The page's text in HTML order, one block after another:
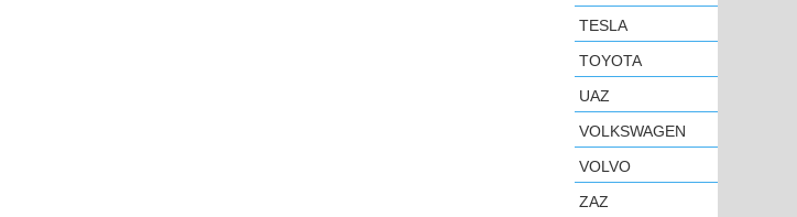
TESLA
TOYOTA
UAZ
VOLKSWAGEN
VOLVO
ZAZ